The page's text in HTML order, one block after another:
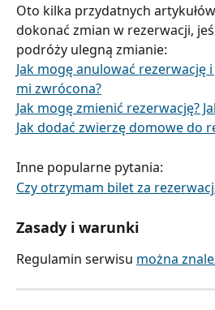
Oto kilka przydatnych
dokonać zmian w rezerwacji,
podróży ulegną zmianie:
Jak mogę anulować rezerwację
mi zwrócona?
Jak mogę zmienić rezerwację?
Jak dodać zwierzę domowe do
Inne popularne pytania:
Czy otrzymam bilet za
Zasady i warunki
Regulamin serwisu można